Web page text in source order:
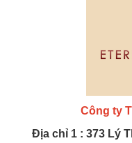
Công ty
Địa chỉ 1 : 373 Lý